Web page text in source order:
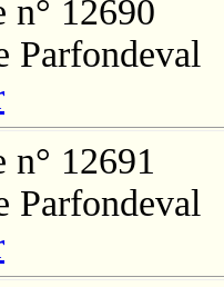
n° 12690
Parfondeval
n° 12691
Parfondeval